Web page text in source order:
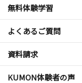
無料体験学習
よくあるご質問
資料請求
KUMON体験者の声